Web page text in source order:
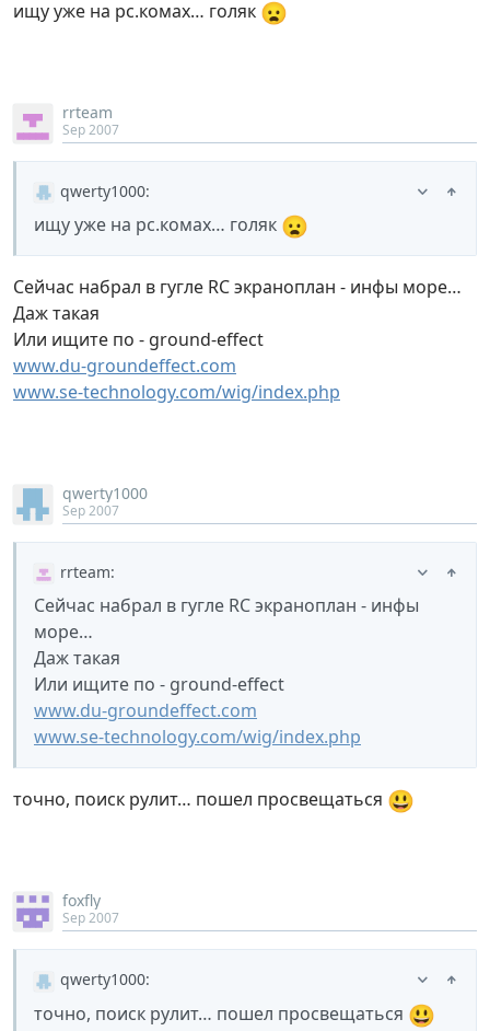
ищу уже на рс.комах… голяк 😦
rrteam
Sep 2007
qwerty1000:
ищу уже на рс.комах… голяк 😦
Сейчас набрал в гугле RC экраноплан - инфы море…
Даж такая
Или ищите по - ground-effect
www.du-groundeffect.com
www.se-technology.com/wig/index.php
qwerty1000
Sep 2007
rrteam:
Сейчас набрал в гугле RC экраноплан - инфы
море…
Даж такая
Или ищите по - ground-effect
www.du-groundeffect.com
www.se-technology.com/wig/index.php
точно, поиск рулит… пошел просвещаться 😃
foxfly
Sep 2007
qwerty1000:
точно, поиск рулит… пошел просвещаться 😃